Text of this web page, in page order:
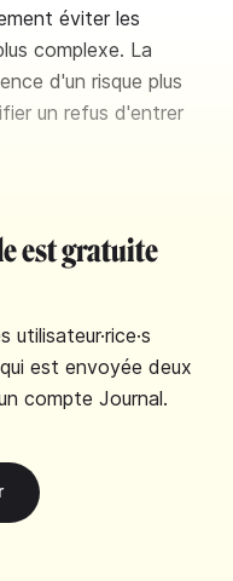
éviter les
complexe. La
d'un risque plus
un refus d'entrer
est gratuite
utilisateur·rice·s
est envoyée deux
compte Journal.